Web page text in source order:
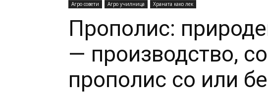
Агро совети Агро училница Храната како лек
Прополис:
— производство,
прополис со или